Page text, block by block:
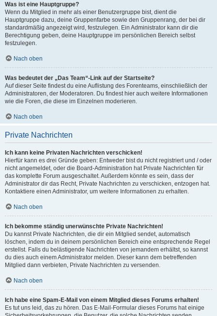
Was ist eine Hauptgruppe?
Wenn du Mitglied in mehr als einer Benutzergruppe bist, dient die
Hauptgruppe dazu, deine Gruppenfarbe sowie den Gruppenrang, der bei dir
standardmäßig angezeigt wird, festzulegen. Ein Administrator kann dir die
Berechtigung geben, deine Hauptgruppe im persönlichen Bereich selbst
festzulegen.
Nach oben
Was bedeutet der „Das Team“-Link auf der Startseite?
Auf dieser Seite findest du eine Auflistung des Forenteams, einschließlich der
Administratoren, der Moderatoren. Du findest hier auch weitere Informationen
wie die Foren, die diese im Einzelnen moderieren.
Nach oben
Private Nachrichten
Ich kann keine Privaten Nachrichten verschicken!
Hierfür kann es drei Gründe geben: Entweder bist du nicht registriert und / oder
nicht angemeldet, oder die Board-Administration hat Private Nachrichten für
das komplette Forum ausgeschaltet. Außerdem könnte es sein, dass der
Administrator dir das Recht, Private Nachrichten zu verschicken, entzogen hat.
Kontaktiere einen Administrator, um weitere Informationen zu erhalten.
Nach oben
Ich bekomme ständig unerwünschte Private Nachrichten!
Du kannst Private Nachrichten, die dir ein Mitglied sendet, automatisch
löschen, indem du in deinem persönlichen Bereich eine entsprechende Regel
erstellst. Falls du belästigende Nachrichten von jemandem erhältst, so kannst
du dies auch einem Administrator melden. Dieser kann dem betreffenden
Mitglied dann verbieten, Private Nachrichten zu versenden.
Nach oben
Ich habe eine Spam-E-Mail von einem Mitglied dieses Forums erhalten!
Es tut uns leid, das zu hören. Das E-Mail-Formular dieses Forums hat einige